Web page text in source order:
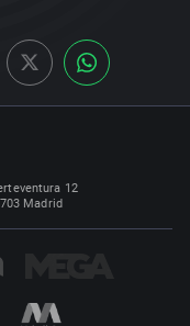
12
Madrid